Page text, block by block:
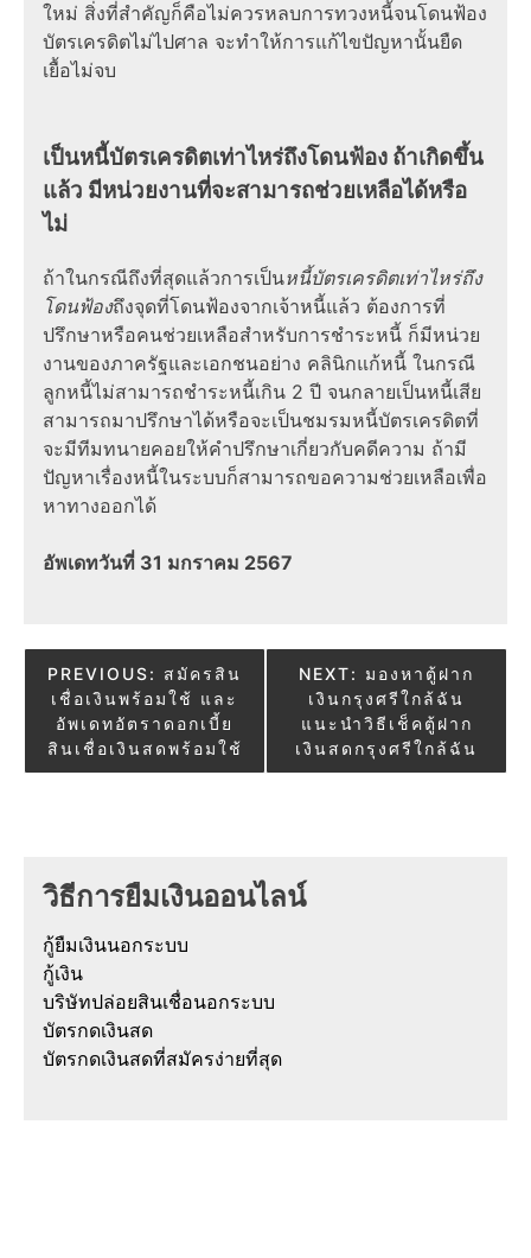
ใหม่ สิ่งที่สำคัญก็คือไม่ควรหลบการทวงหนี้จนโดนฟ้อง
บัตรเครดิตไม่ไปศาล จะทำให้การแก้ไขปัญหานั้นยืด
เยื้อไม่จบ
เป็นหนี้บัตรเครดิตเท่าไหร่ถึงโดนฟ้อง ถ้าเกิดขึ้น
แล้ว มีหน่วยงานที่จะสามารถช่วยเหลือได้หรือ
ไม่
ถ้าในกรณีถึงที่สุดแล้วการเป็นหนี้บัตรเครดิตเท่าไหร่ถึง
โดนฟ้องถึงจุดที่โดนฟ้องจากเจ้าหนี้แล้ว ต้องการที่
ปรึกษาหรือคนช่วยเหลือสำหรับการชำระหนี้ ก็มีหน่วย
งานของภาครัฐและเอกชนอย่าง คลินิกแก้หนี้ ในกรณี
ลูกหนี้ไม่สามารถชำระหนี้เกิน 2 ปี จนกลายเป็นหนี้เสีย
สามารถมาปรึกษาได้หรือจะเป็นชมรมหนี้บัตรเครดิตที่
จะมีทีมทนายคอยให้คำปรึกษาเกี่ยวกับคดีความ ถ้ามี
ปัญหาเรื่องหนี้ในระบบก็สามารถขอความช่วยเหลือเพื่อ
หาทางออกได้
อัพเดทวันที่ 31 มกราคม 2567
Post
navigation
PREVIOUS: สมัครสิน
เชื่อเงินพร้อมใช้ และ
อัพเดทอัตราดอกเบี้ย
สินเชื่อเงินสดพร้อมใช้
NEXT: มองหาตู้ฝาก
เงินกรุงศรีใกล้ฉัน
แนะนำวิธีเช็คตู้ฝาก
เงินสดกรุงศรีใกล้ฉัน
วิธีการยืมเงินออนไลน์
กู้ยืมเงินนอกระบบ
กู้เงิน
บริษัทปล่อยสินเชื่อนอกระบบ
บัตรกดเงินสด
บัตรกดเงินสดที่สมัครง่ายที่สุด